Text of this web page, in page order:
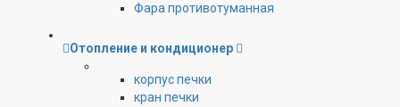
Фара противотуманная
Отопление и кондиционер
корпус печки
кран печки